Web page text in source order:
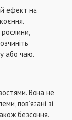
ефект на
або чаю.
Вона не
пов’язані зі
безсоння.